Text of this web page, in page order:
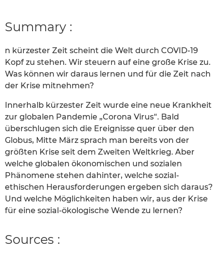
Summary :
n kürzester Zeit scheint die Welt durch COVID-19
Kopf zu stehen. Wir steuern auf eine große Krise zu.
Was können wir daraus lernen und für die Zeit nach
der Krise mitnehmen?
Innerhalb kürzester Zeit wurde eine neue Krankheit
zur globalen Pandemie „Corona Virus“. Bald
überschlugen sich die Ereignisse quer über den
Globus, Mitte März sprach man bereits von der
größten Krise seit dem Zweiten Weltkrieg. Aber
welche globalen ökonomischen und sozialen
Phänomene stehen dahinter, welche sozial-
ethischen Herausforderungen ergeben sich daraus?
Und welche Möglichkeiten haben wir, aus der Krise
für eine sozial-ökologische Wende zu lernen?
Sources :